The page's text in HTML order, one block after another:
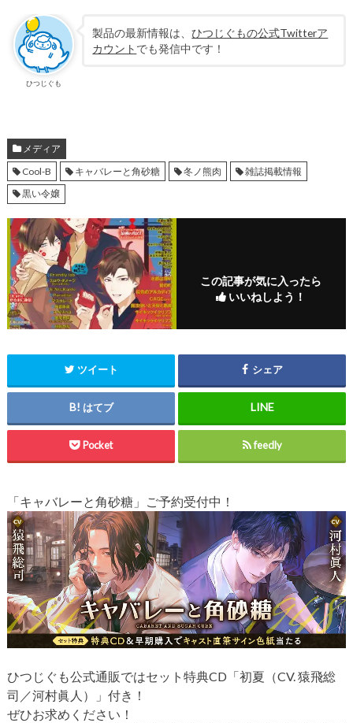
ひつじぐも
製品の最新情報は、ひつじぐもの公式Twitterア
カウント でも発信中です！
メディア
Cool-B
キャバレーと角砂糖 冬ノ熊肉
雑誌掲載情報
黒い令嬢
この記事が気に入ったら
いいねしよう！
ツイート シェア
はてブ
Pocket feedly
「キャバレーと角砂糖」ご予約受付中！
ひつじぐも公式通販ではセット特典CD「初夏（CV. 猿飛総
司／河村眞人）」付き！
ぜひお求めください！